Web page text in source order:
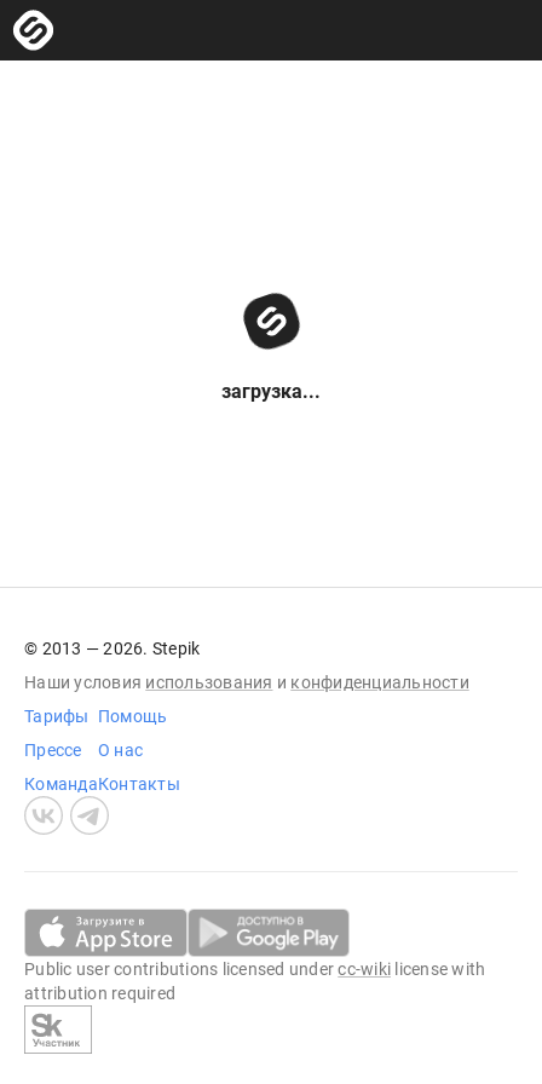
загрузка...
© 2013 — 2026. Stepik
Наши условия использования и конфиденциальности
Тарифы
Прессе
Команда
Помощь
О нас
Контакты
Public user contributions licensed undercc-wiki license with
attribution required